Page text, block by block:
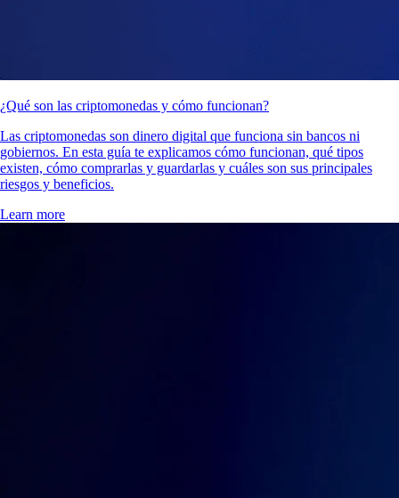
¿Qué son las criptomonedas y cómo funcionan?
Las criptomonedas son dinero digital que funciona sin bancos ni
gobiernos. En esta guía te explicamos cómo funcionan, qué tipos
existen, cómo comprarlas y guardarlas y cuáles son sus principales
riesgos y beneficios.
Learn more